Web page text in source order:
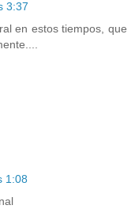
3:37
en estos tiempos, que
1:08